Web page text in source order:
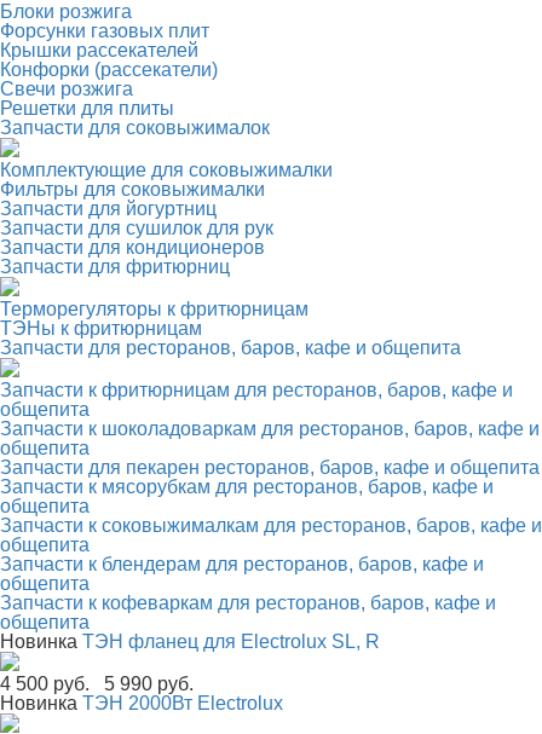
Блоки розжига
Форсунки газовых плит
Крышки рассекателей
Конфорки (рассекатели)
Свечи розжига
Решетки для плиты
Запчасти для соковыжималок
Комплектующие для соковыжималки
Фильтры для соковыжималки
Запчасти для йогуртниц
Запчасти для сушилок для рук
Запчасти для кондиционеров
Запчасти для фритюрниц
Терморегуляторы к фритюрницам
ТЭНы к фритюрницам
Запчасти для ресторанов, баров, кафе и общепита
Запчасти к фритюрницам для ресторанов, баров, кафе и
общепита
Запчасти к шоколадоваркам для ресторанов, баров, кафе и
общепита
Запчасти для пекарен ресторанов, баров, кафе и общепита
Запчасти к мясорубкам для ресторанов, баров, кафе и
общепита
Запчасти к соковыжималкам для ресторанов, баров, кафе и
общепита
Запчасти к блендерам для ресторанов, баров, кафе и
общепита
Запчасти к кофеваркам для ресторанов, баров, кафе и
общепита
Новинка ТЭН фланец для Electrolux SL, R
4 500 руб.
5 990 руб.
Новинка ТЭН 2000Вт Electrolux